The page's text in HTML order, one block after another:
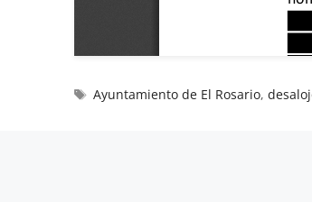
Ayuntamiento de El Rosario,